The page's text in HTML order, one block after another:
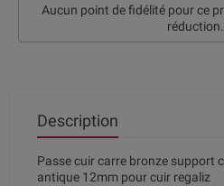
Aucun point de fidélité pour ce
réduction.
Description
Passe cuir carre bronze support
antique 12mm pour cuir regaliz